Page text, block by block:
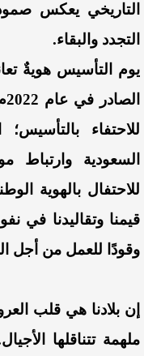
التاريخي يعكس
التجدد والبقاء.
​يوم التأسيس هويةٌ
للاحتفاء بالتأسيس؛
السعودية وارتباط
للاحتفال بالهوية
قيمنا وتقاليدنا في
وقودًا للعمل من أجل
إن بلادنا هي قلب
ملهمة تتناقلها